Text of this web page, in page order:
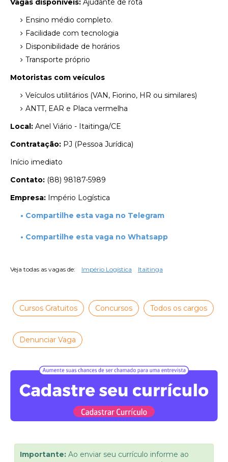
Vagas disponíveis: Ajudante de rota
Ensino médio completo.
Facilidade com tecnologia
Disponibilidade de horários
Transporte próprio
Motoristas com veículos
Veículos utilitários (VAN, Fiorino, HR ou similares)
ANTT, EAR e Placa vermelha
Local: Anel Viário - Itaitinga/CE
Contratação: PJ (Pessoa Jurídica)
Início imediato
Contato: (88) 98187-5989
Empresa: Império Logística
• Compartilhe esta vaga no Telegram
• Compartilhe esta vaga no Whatsapp
Veja todas as vagas de: Império Logística Itaitinga
Cursos Gratuitos Concursos Todos os cargos
Denunciar Vaga
Importante: Ao enviar seu currículo informe ao